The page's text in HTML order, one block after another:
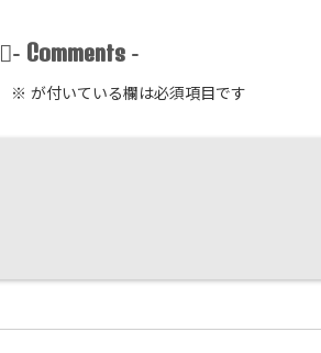
- Comments -
※ が付いている欄は必須項目です